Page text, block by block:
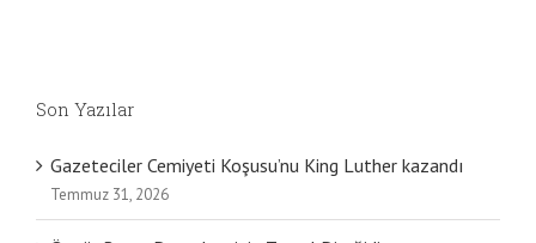
Son Yazılar
Gazeteciler Cemiyeti Koşusu’nu King Luther kazandı
Temmuz 31, 2026